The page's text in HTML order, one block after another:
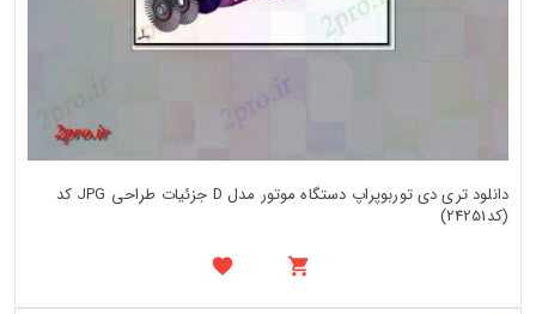
دانلود تری دی توربوپراپ دستگاه موتور مدل D جزئیات طراحی JPG کد
(کد24251)